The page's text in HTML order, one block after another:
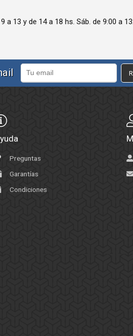
a 13 y de 14 a 18 hs. Sáb. de 9:00 a
Preguntas
Garantías
Condiciones